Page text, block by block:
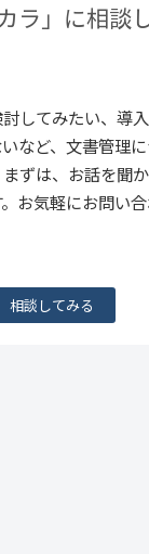
ラ」に相談
してみたい、導
など、文書管理
ずは、お話を聞
お気軽にお問い
相談してみる